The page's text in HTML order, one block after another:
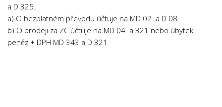
a D 325.
a) O bezplatném převodu účtuje na MD 02. a D 08.
b) O prodeji za ZC účtuje na MD 04. a 321 nebo úbytek
peněz + DPH MD 343 a D 321